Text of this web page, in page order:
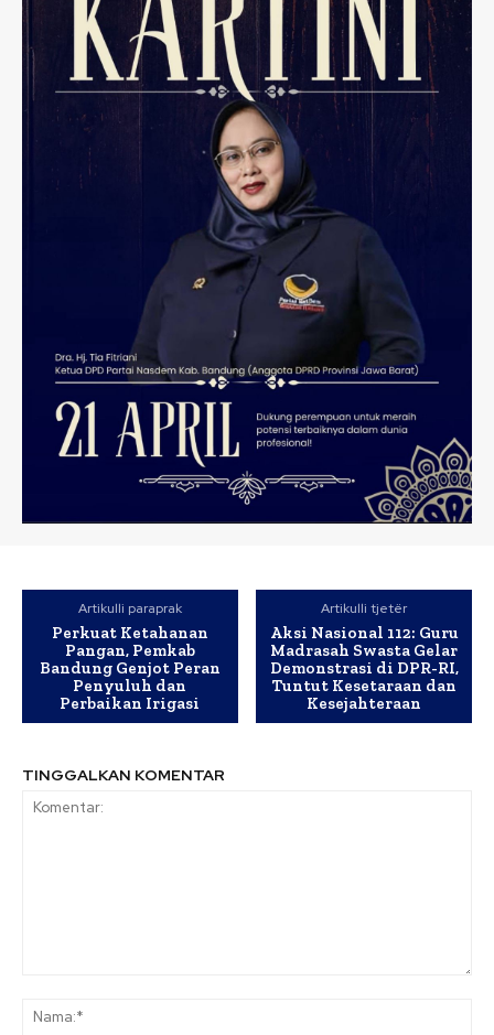
Artikulli paraprak
Perkuat Ketahanan
Pangan, Pemkab
Bandung Genjot Peran
Penyuluh dan
Perbaikan Irigasi
Artikulli tjetër
Aksi Nasional 112: Guru
Madrasah Swasta Gelar
Demonstrasi di DPR-RI,
Tuntut Kesetaraan dan
Kesejahteraan
TINGGALKAN KOMENTAR